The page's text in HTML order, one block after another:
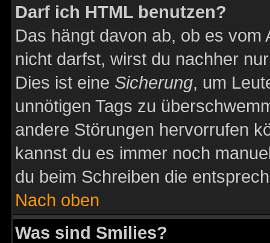
Darf ich HTML benutzen?
Das hängt davon ab, ob es
nicht darfst, wirst du nachher
Dies ist eine Sicherung, um
unnötigen Tags zu
andere Störungen hervorrufen
kannst du es immer noch
du beim Schreiben die
Nach oben
Was sind Smilies?